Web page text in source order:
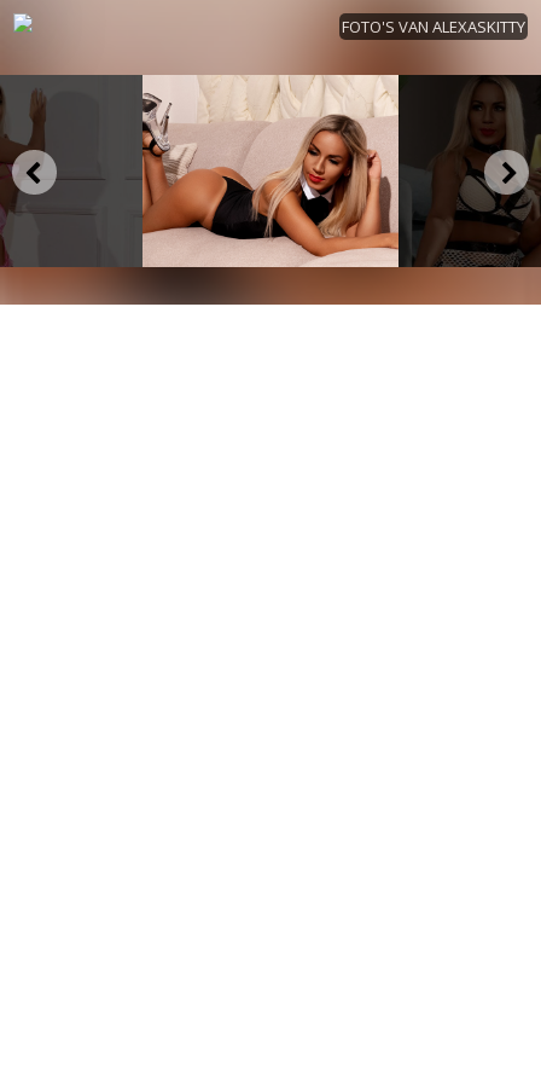
FOTO'S VAN ALEXASKITTY